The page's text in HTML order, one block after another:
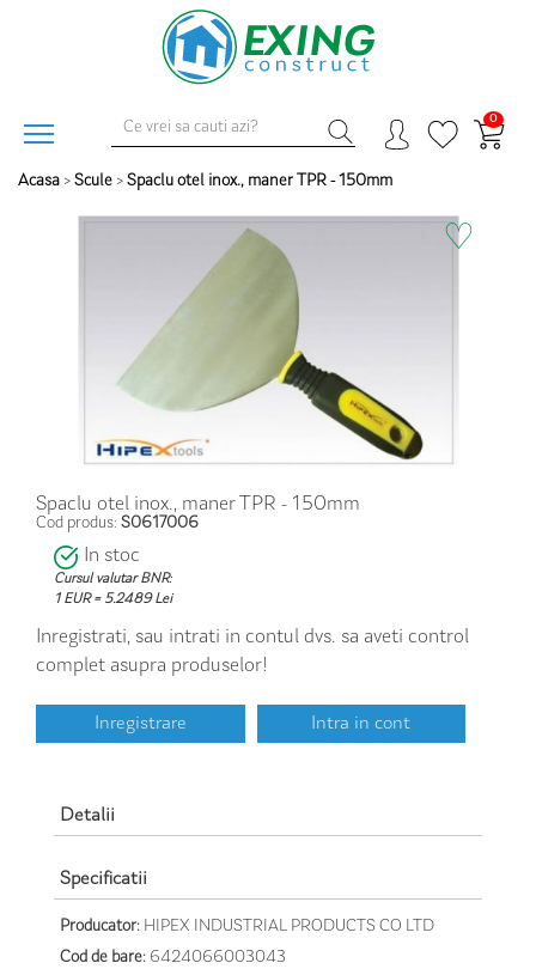
0
Acasa > Scule > Spaclu otel inox., maner TPR - 150mm
♡
Spaclu otel inox., maner TPR - 150mm
Cod produs: S0617006
In stoc
Cursul valutar BNR:
1 EUR = 5.2489 Lei
Inregistrati, sau intrati in contul dvs. sa aveti control
complet asupra produselor!
Inregistrare Intra in cont
Detalii
Specificatii
Producator: HIPEX INDUSTRIAL PRODUCTS CO LTD
Cod de bare: 6424066003043